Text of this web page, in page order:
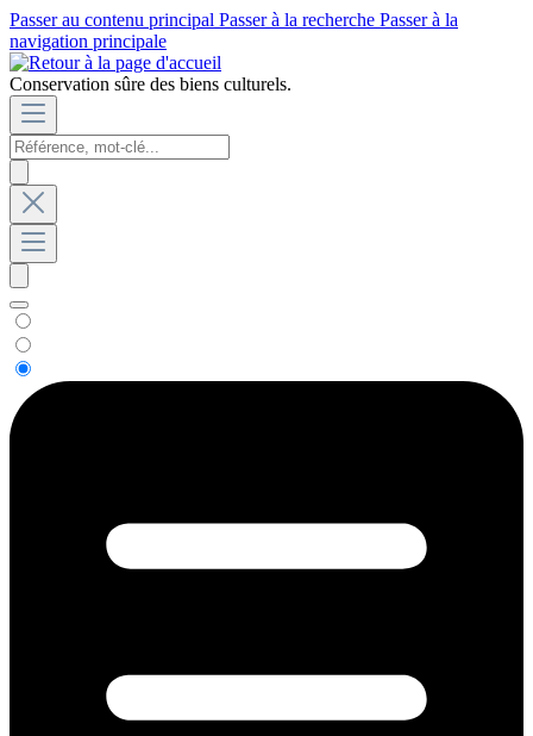
Passer au contenu principal Passer à la recherche Passer à la
navigation principale
Conservation sûre des biens culturels.